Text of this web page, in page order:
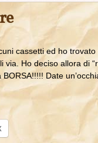
cassetti ed ho
Ho deciso allora di
Date